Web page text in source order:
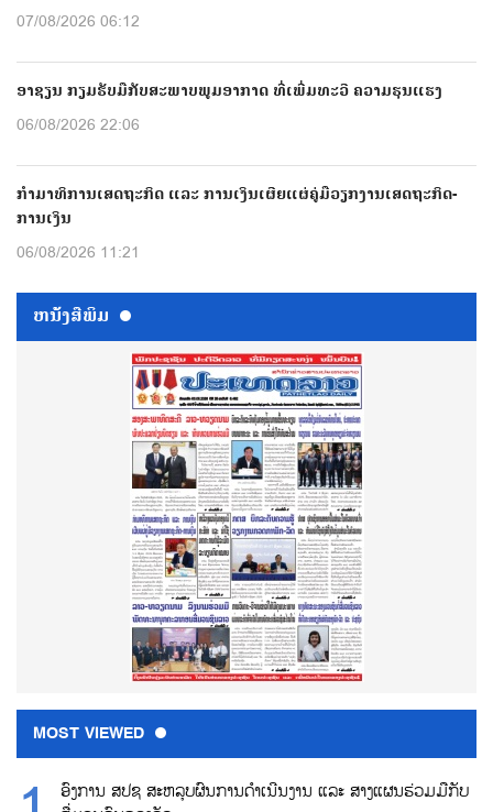
07/08/2026 06:12
ອາຊຽນ ກຽມຮັບມືກັບສະພາບພູມອາກາດ ທີ່ເພີ່ມທະວີ ຄວາມຮຸນແຮງ
06/08/2026 22:06
ກຳມາທິການເສດຖະກິດ ແລະ ການເງິນເຜີຍແຜ່ຄູ່ມືວຽກງານເສດຖະກິດ-
ການເງິນ
06/08/2026 11:21
ຫນ້ັງສືພິມ
MOST VIEWED
ອົງການ ສປຊ ສະຫລຸບຜົນການດຳເນີນງານ ແລະ ສາງແຜນຮ່ວມມືກັບ